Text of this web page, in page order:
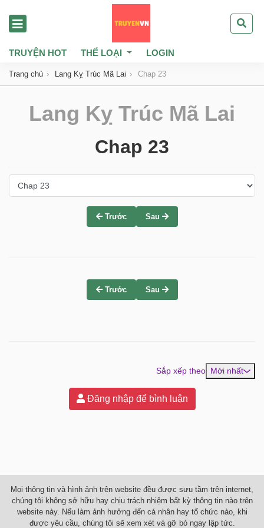
TRUYỆN HOT THỂ LOẠI LOGIN
Trang chủ Lang Kỵ Trúc Mã Lai Chap 23
Lang Kỵ Trúc Mã Lai
Chap 23
Trước Sau
Trước Sau
Sắp xếp theo Mới nhất
Đăng nhập để bình luận
Mọi thông tin và hình ảnh trên website đều được sưu tầm trên internet,
chúng tôi không sở hữu hay chịu trách nhiệm bất kỳ thông tin nào trên
website này. Nếu làm ảnh hưởng đến cá nhân hay tổ chức nào, khi
được yêu cầu, chúng tôi sẽ xem xét và gỡ bỏ ngay lập tức.